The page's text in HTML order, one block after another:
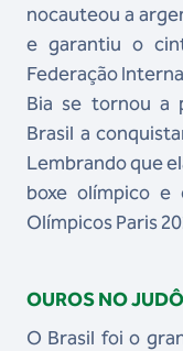
nocauteou a
e garantiu o
Federação
Bia se tornou a
Brasil a
Lembrando que
boxe olímpico e
Olímpicos Paris
OUROS NO JUDÔ
O Brasil foi o